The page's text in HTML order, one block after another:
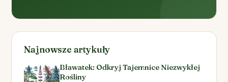
Najnowsze artykuły
Bławatek: Odkryj Tajemnice Niezwykłej
Rośliny